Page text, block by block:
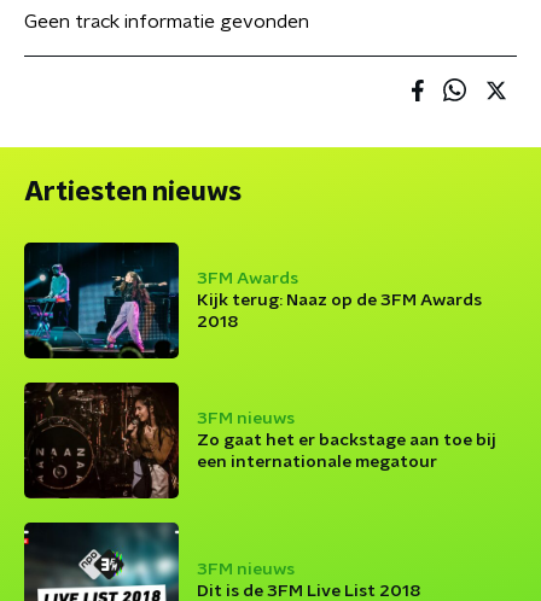
Geen track informatie gevonden
Artiesten nieuws
3FM Awards
Kijk terug: Naaz op de 3FM Awards
2018
3FM nieuws
Zo gaat het er backstage aan toe bij
een internationale megatour
3FM nieuws
Dit is de 3FM Live List 2018